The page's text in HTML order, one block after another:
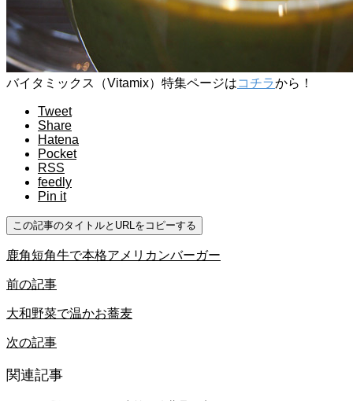
バイタミックス（Vitamix）特集ページはコチラから！
Tweet
Share
Hatena
Pocket
RSS
feedly
Pin it
この記事のタイトルとURLをコピーする
鹿角短角牛で本格アメリカンバーガー
前の記事
大和野菜で温かお蕎麦
次の記事
関連記事